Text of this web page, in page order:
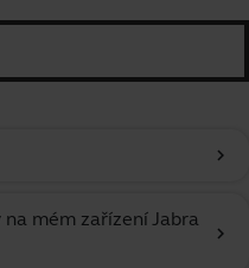
chevron_right
mém zařízení Jabra
chevron_right